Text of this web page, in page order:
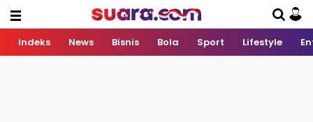
Indeks News Bisnis Bola Sport Lifestyle